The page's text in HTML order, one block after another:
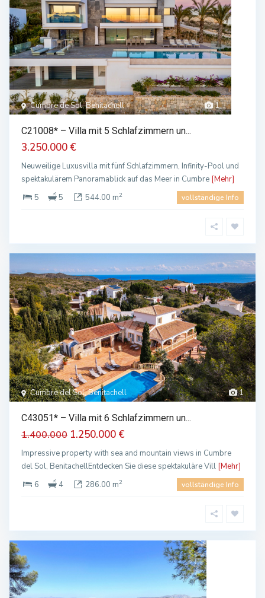
1
Cumbre de Sol, Benitachell
C21008* – Villa mit 5 Schlafzimmern un...
3.250.000 €
Neuweilige Luxusvilla mit fünf Schlafzimmern, Infinity-Pool und
spektakulärem Panoramablick auf das Meer in Cumbre [Mehr]
5
5 544.00 m2 vollständige Info
1
Cumbre del Sol, Benitachell
C43051* – Villa mit 6 Schlafzimmern un...
1.400.000 1.250.000 €
Impressive property with sea and mountain views in Cumbre
del Sol, BenitachellEntdecken Sie diese spektakuläre Vill [Mehr]
6
4 286.00 m2 vollständige Info